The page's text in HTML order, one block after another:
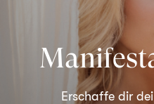
Erschaffe dir